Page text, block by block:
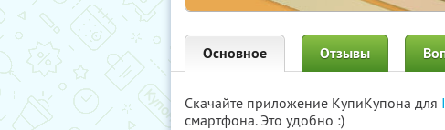
Основное Отзывы
Скачайте приложение КупиКупона для
смартфона. Это удобно :)